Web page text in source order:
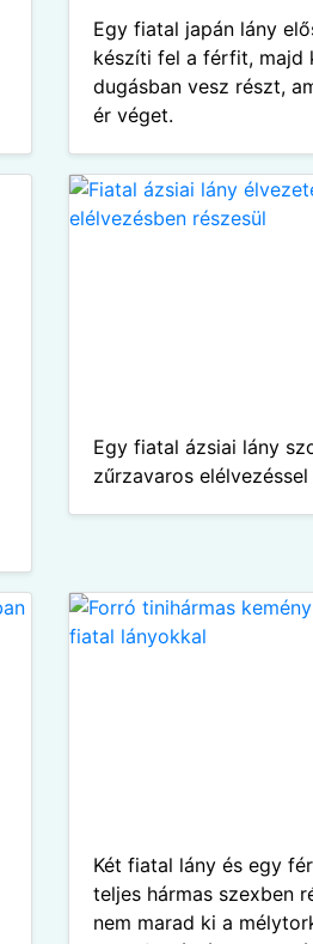
Egy fiatal japán lány
készíti fel a férfit, majd
dugásban vesz részt,
ér véget.
Egy fiatal ázsiai lány
zűrzavaros
Két fiatal lány és egy
teljes hármas szexben
nem marad ki a